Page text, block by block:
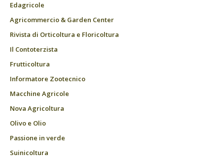
Edagricole
Agricommercio & Garden Center
Rivista di Orticoltura e Floricoltura
Il Contoterzista
Frutticoltura
Informatore Zootecnico
Macchine Agricole
Nova Agricoltura
Olivo e Olio
Passione in verde
Suinicoltura